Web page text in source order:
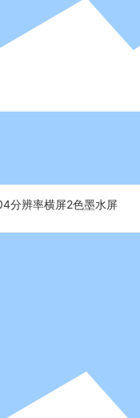
分辨率横屏2色墨水屏